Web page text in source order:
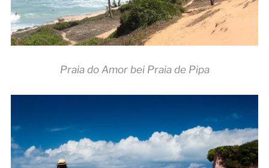
Praia do Amor bei Praia de Pipa